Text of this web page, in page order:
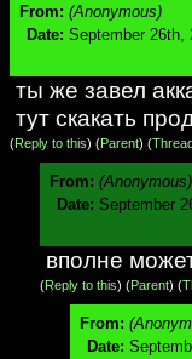
From: (Anonymous)
Date: September 26th,
ты же завел
тут скакать
(Reply to this) (Parent) (
From: (Anonymous)
Date: September
вполне
(Reply to this) (Parent) (
From:
Date: